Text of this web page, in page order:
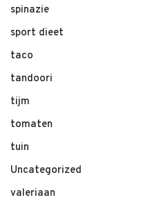
spinazie
sport dieet
taco
tandoori
tijm
tomaten
tuin
Uncategorized
valeriaan